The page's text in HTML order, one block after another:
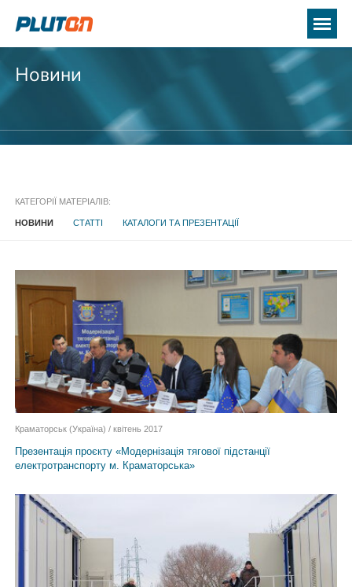
Новини
КАТЕГОРІЇ МАТЕРІАЛІВ:
НОВИНИ СТАТТІ КАТАЛОГИ ТА ПРЕЗЕНТАЦІЇ
Презентація проєкту «Модернізація тягової підстанції
електротранспорту м. Краматорська»
Краматорськ (Україна) / квітень 2017